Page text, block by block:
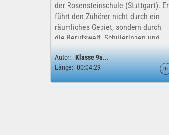
der Rosensteinschule (Stuttgart). Er
führt den Zuhörer nicht durch ein
räumliches Gebiet, sondern durch
die Berufswelt. Schülerinnen und
Schüler, die noch nicht wissen,
welchen Beruf sie ergreifen
möchten, können sich...
Autor: Klasse 9a...
Länge: 00:04:29 m